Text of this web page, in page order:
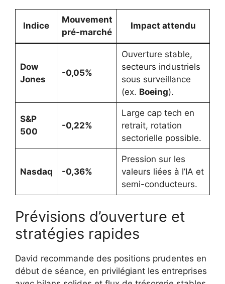
Indice
Mouvement
pré-marché
Impact attendu
Dow
Jones
-0,05%
Ouverture stable,
secteurs industriels
sous surveillance
(ex. Boeing).
S&P
500
-0,22%
Large cap tech en
retrait, rotation
sectorielle possible.
Nasdaq -0,36%
Pression sur les
valeurs liées à l’IA et
semi-conducteurs.
Prévisions d’ouverture et
stratégies rapides
David recommande des positions prudentes en
début de séance, en privilégiant les entreprises